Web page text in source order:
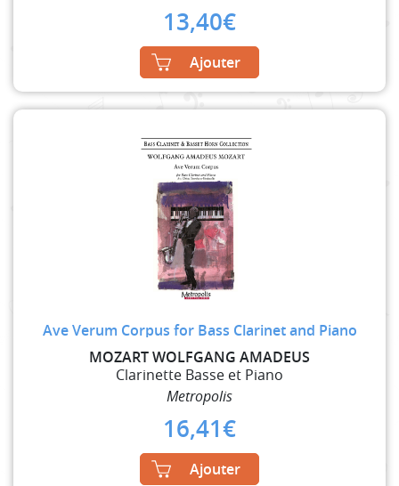
13,40€
Ajouter
Ave Verum Corpus for Bass Clarinet and Piano
MOZART WOLFGANG AMADEUS
Clarinette Basse et Piano
Metropolis
16,41€
Ajouter